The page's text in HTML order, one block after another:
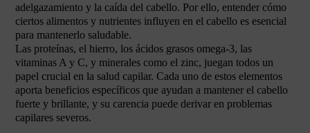
adelgazamiento y la caída del cabello. Por ello, entender cómo
ciertos alimentos y nutrientes influyen en el cabello es esencial
para mantenerlo saludable.
Las proteínas, el hierro, los ácidos grasos omega-3, las
vitaminas A y C, y minerales como el zinc, juegan todos un
papel crucial en la salud capilar. Cada uno de estos elementos
aporta beneficios específicos que ayudan a mantener el cabello
fuerte y brillante, y su carencia puede derivar en problemas
capilares severos.